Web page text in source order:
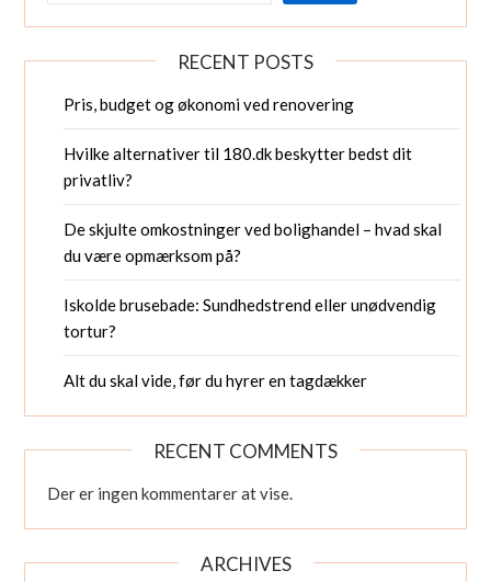
RECENT POSTS
Pris, budget og økonomi ved renovering
Hvilke alternativer til 180.dk beskytter bedst dit
privatliv?
De skjulte omkostninger ved bolighandel – hvad skal
du være opmærksom på?
Iskolde brusebade: Sundhedstrend eller unødvendig
tortur?
Alt du skal vide, før du hyrer en tagdækker
RECENT COMMENTS
Der er ingen kommentarer at vise.
ARCHIVES